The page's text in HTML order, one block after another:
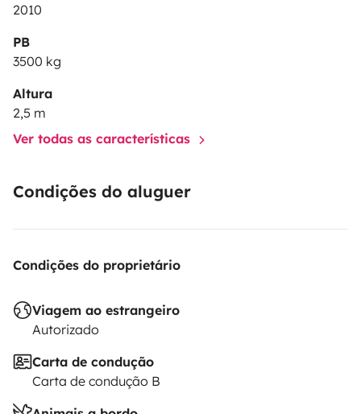
vélo ou des sièges enfants si besoin.
2010
PB
3500 kg
Altura
2,5 m
Ver todas as características
Condições do aluguer
Condições do proprietário
Viagem ao estrangeiro
Autorizado
Carta de condução
Carta de condução B